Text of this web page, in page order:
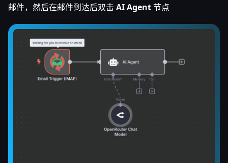
邮件，然后在邮件到达后双击 AI Agent节点